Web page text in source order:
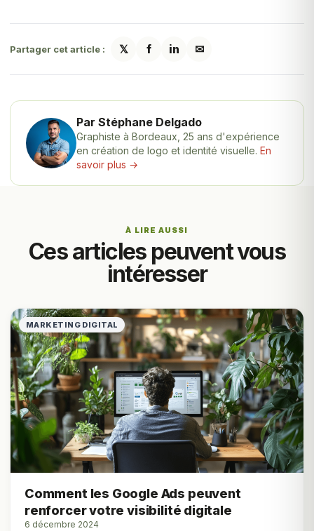
Partager cet article : 𝕏 f in ✉
Par Stéphane Delgado
Graphiste à Bordeaux, 25 ans d'expérience
en création de logo et identité visuelle. En
savoir plus →
À LIRE AUSSI
Ces articles peuvent vous
intéresser
MARKETING DIGITAL
Comment les Google Ads peuvent
renforcer votre visibilité digitale
6 décembre 2024